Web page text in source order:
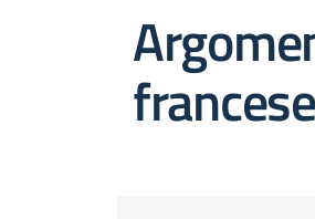
francese